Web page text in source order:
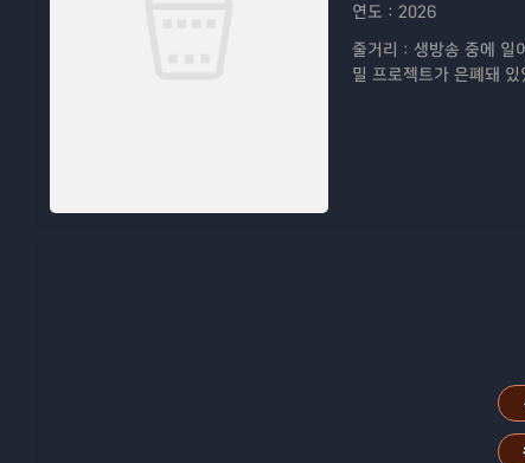
연도： 2026
줄거리： 생방송 중에 일
밀 프로젝트가 은폐돼